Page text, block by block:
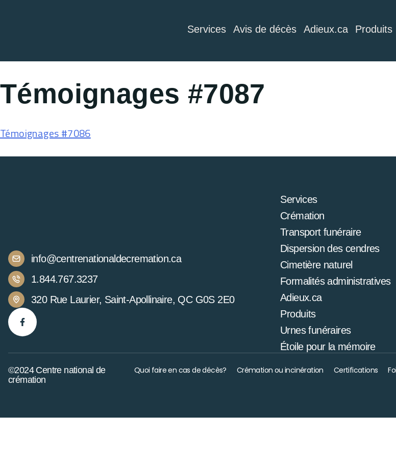
Services Avis de décès Adieux.ca Produits
Témoignages #7087
Témoignages #7086
info@centrenationaldecremation.ca
1.844.767.3237
320 Rue Laurier, Saint-Apollinaire, QC G0S 2E0
Services
Crémation
Transport funéraire
Dispersion des cendres
Cimetière naturel
Formalités administratives
Adieux.ca
Produits
Urnes funéraires
Étoile pour la mémoire
©2024 Centre national de
crémation
Quoi faire en cas de décès? Crémation ou incinération Certifications